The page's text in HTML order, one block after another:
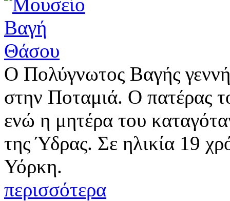
Ο Πολύγνωτος Βαγής
στην Ποταμιά. Ο πατέρας
ενώ η μητέρα του
της Ύδρας. Σε ηλικία 19
Υόρκη.
περισσότερα